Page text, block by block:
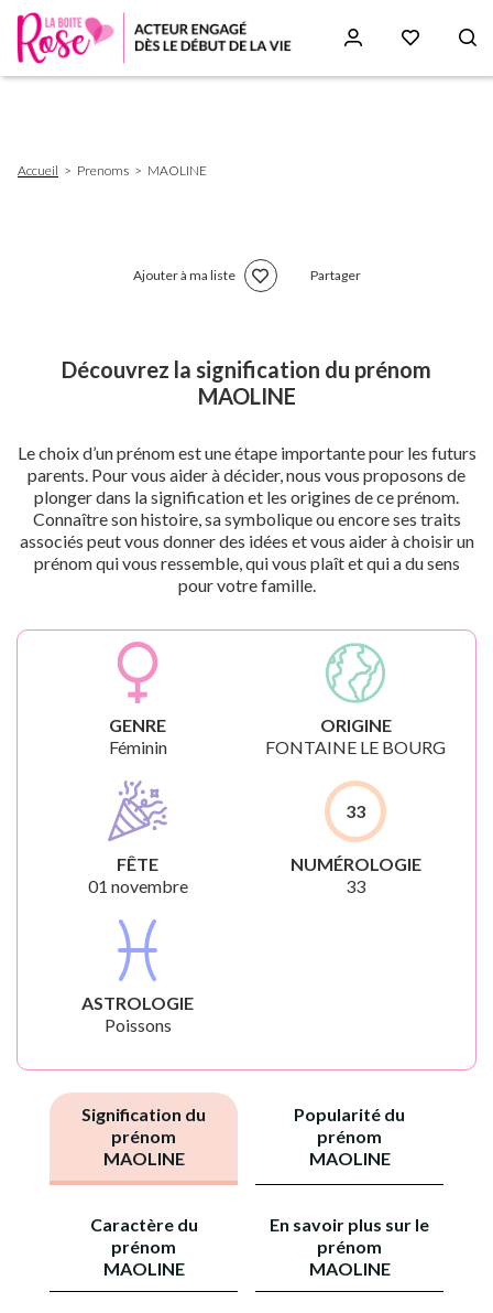
d'Ariane
Accueil Prenoms MAOLINE
Ajouter à ma liste Partager
Découvrez la signification du prénom
MAOLINE
Le choix d’un prénom est une étape importante pour les futurs
parents. Pour vous aider à décider, nous vous proposons de
plonger dans la signification et les origines de ce prénom.
Connaître son histoire, sa symbolique ou encore ses traits
associés peut vous donner des idées et vous aider à choisir un
prénom qui vous ressemble, qui vous plaît et qui a du sens
pour votre famille.
GENRE
Féminin
ORIGINE
FONTAINE LE BOURG
FÊTE
01 novembre
33
NUMÉROLOGIE
33
ASTROLOGIE
Poissons
Signification du
prénom
MAOLINE
Popularité du
prénom
MAOLINE
Caractère du
prénom
MAOLINE
En savoir plus sur le
prénom
MAOLINE